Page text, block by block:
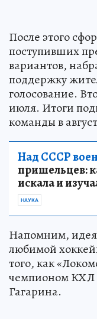
После этого
поступивших
вариантов,
поддержку
голосование.
июля. Итоги
команды в
Над СССР
пришельцев:
искала и
НАУКА
Напомним, идея
любимой
того, как
чемпионом КХЛ
Гагарина.